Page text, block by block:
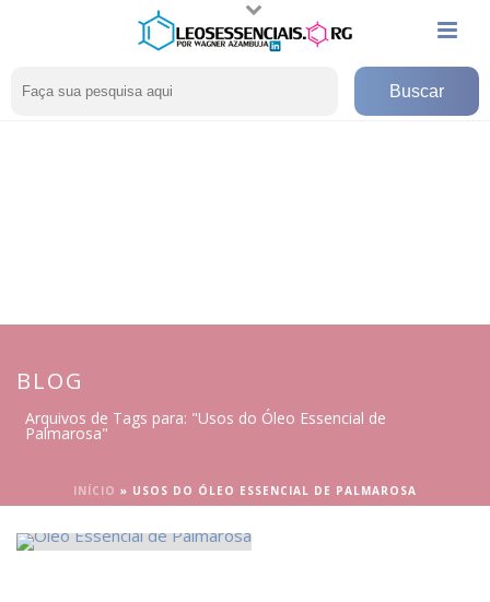
BLOG
Arquivos de Tags para: "Usos do Óleo Essencial de
Palmarosa"
INÍCIO » USOS DO ÓLEO ESSENCIAL DE PALMAROSA